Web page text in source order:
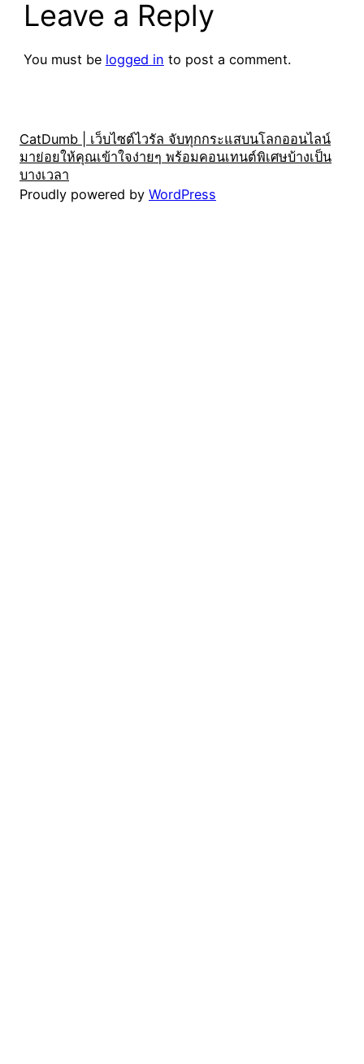
Leave a Reply
You must be logged in to post a comment.
CatDumb | เว็บไซต์ไวรัล จับทุกกระแสบนโลกออนไลน์
มาย่อยให้คุณเข้าใจง่ายๆ พร้อมคอนเทนต์พิเศษบ้างเป็น
บางเวลา
Proudly powered by WordPress